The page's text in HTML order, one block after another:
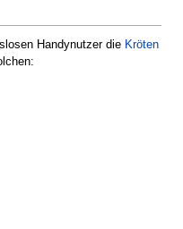
Handynutzer die Kröten